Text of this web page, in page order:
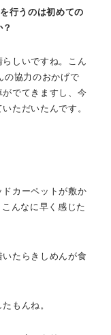
行うのは初めての
しいですね。こん
の協力のおかげで
でてきますし、今
ただいたんです。
カーペットが敷か
んなに早く感じた
たらきしめんが食
もんね。